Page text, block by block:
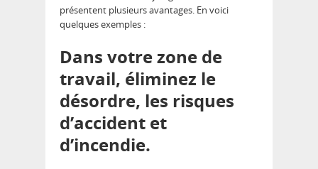
présentent plusieurs avantages. En voici
quelques exemples :
Dans votre zone de
travail, éliminez le
désordre, les risques
d’accident et
d’incendie.